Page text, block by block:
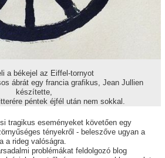
a békejel az Eiffel-tornyot
ábrát egy francia grafikus, Jean Jullien
készítette,
péntek éjfél után nem sokkal.
tragikus eseményeket követően egy
tényekről - beleszőve ugyan a
a rideg valóságra.
problémákat feldolgozó blog